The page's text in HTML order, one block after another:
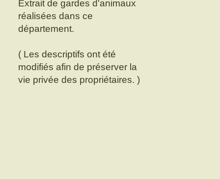
Extrait de gardes d'animaux
réalisées dans ce
département.
( Les descriptifs ont été
modifiés afin de préserver la
vie privée des propriétaires. )